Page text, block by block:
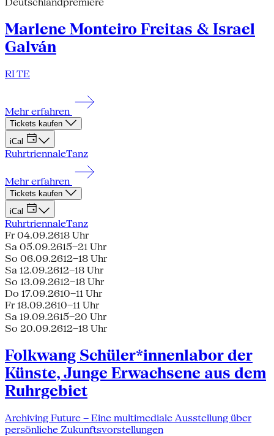
Deutschlandpremiere
Marlene Monteiro Freitas & Israel
Galván
RI TE
Mehr erfahren
Tickets kaufen
iCal
RuhrtriennaleTanz
Mehr erfahren
Tickets kaufen
iCal
RuhrtriennaleTanz
Fr 04.09.2618 Uhr
Sa 05.09.2615–21 Uhr
So 06.09.2612–18 Uhr
Sa 12.09.2612–18 Uhr
So 13.09.2612–18 Uhr
Do 17.09.2610–11 Uhr
Fr 18.09.2610–11 Uhr
Sa 19.09.2615–20 Uhr
So 20.09.2612–18 Uhr
Folkwang Schüler*innenlabor der
Künste, Junge Erwachsene aus dem
Ruhrgebiet
Archiving Future – Eine multimediale Ausstellung über
persönliche Zukunftsvorstellungen